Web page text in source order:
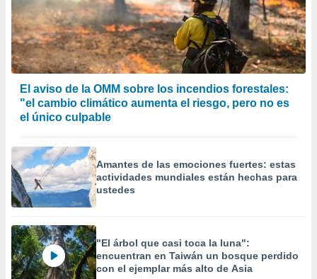
El aviso de la OMM sobre los incendios forestales:
"el cambio climático aumenta el riesgo, pero no es
el único culpable
Amantes de las emociones fuertes: estas
actividades mundiales están hechas para
ustedes
"El árbol que casi toca la luna":
encuentran en Taiwán un bosque perdido
con el ejemplar más alto de Asia